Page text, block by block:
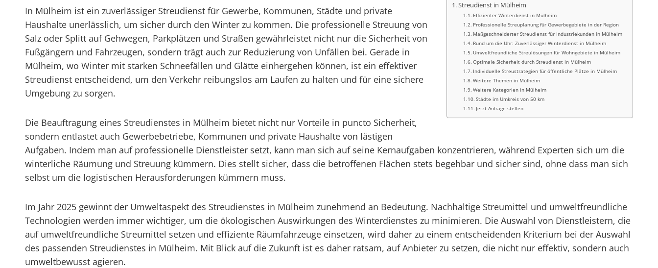
Streudienst in Mülheim
Effizienter Winterdienst in Mülheim
Professionelle Streuplanung für Gewerbegebiete in der Region
Maßgeschneiderter Streudienst für Industriekunden in Mülheim
Rund um die Uhr: Zuverlässiger Winterdienst in Mülheim
Umweltfreundliche Streulösungen für Wohngebiete in Mülheim
Optimale Sicherheit durch Streudienst in Mülheim
Individuelle Streustrategien für öffentliche Plätze in Mülheim
Weitere Themen in Mülheim
Weitere Kategorien in Mülheim
Städte im Umkreis von 50 km
Jetzt Anfrage stellen
In Mülheim ist ein zuverlässiger Streudienst für Gewerbe, Kommunen, Städte und private
Haushalte unerlässlich, um sicher durch den Winter zu kommen. Die professionelle Streuung von
Salz oder Splitt auf Gehwegen, Parkplätzen und Straßen gewährleistet nicht nur die Sicherheit von
Fußgängern und Fahrzeugen, sondern trägt auch zur Reduzierung von Unfällen bei. Gerade in
Mülheim, wo Winter mit starken Schneefällen und Glätte einhergehen können, ist ein effektiver
Streudienst entscheidend, um den Verkehr reibungslos am Laufen zu halten und für eine sichere
Umgebung zu sorgen.
Die Beauftragung eines Streudienstes in Mülheim bietet nicht nur Vorteile in puncto Sicherheit,
sondern entlastet auch Gewerbebetriebe, Kommunen und private Haushalte von lästigen
Aufgaben. Indem man auf professionelle Dienstleister setzt, kann man sich auf seine Kernaufgaben konzentrieren, während Experten sich um die
winterliche Räumung und Streuung kümmern. Dies stellt sicher, dass die betroffenen Flächen stets begehbar und sicher sind, ohne dass man sich
selbst um die logistischen Herausforderungen kümmern muss.
Im Jahr 2025 gewinnt der Umweltaspekt des Streudienstes in Mülheim zunehmend an Bedeutung. Nachhaltige Streumittel und umweltfreundliche
Technologien werden immer wichtiger, um die ökologischen Auswirkungen des Winterdienstes zu minimieren. Die Auswahl von Dienstleistern, die
auf umweltfreundliche Streumittel setzen und effiziente Räumfahrzeuge einsetzen, wird daher zu einem entscheidenden Kriterium bei der Auswahl
des passenden Streudienstes in Mülheim. Mit Blick auf die Zukunft ist es daher ratsam, auf Anbieter zu setzen, die nicht nur effektiv, sondern auch
umweltbewusst agieren.